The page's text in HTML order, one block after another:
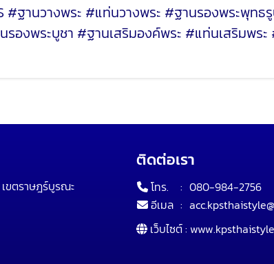
#ฐานวางพระ #แท่นวางพระ #ฐานรองพระพุท
องพระบูชา #ฐานเสริมองค์พระ #แท่นเสริมพร
ขตราษฎร์บูรณะ
ติดต่อเรา
โทร. : 080-984-2756
อีเมล :
เว็บไซต์ :